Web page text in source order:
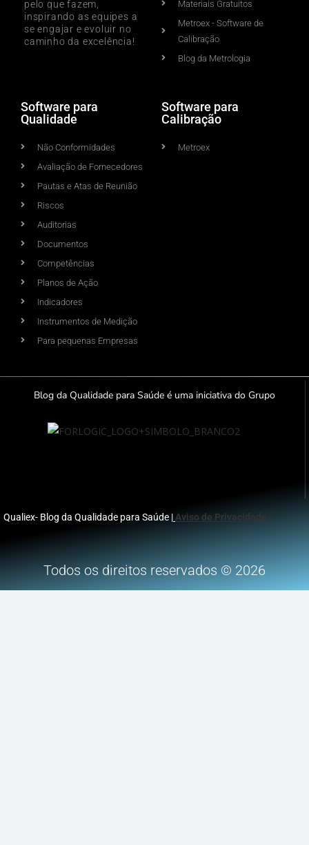
pelo que fazem,
inspirando as equipes a
se engajar e evoluir no
caminho da excelência!
Materiais Gratuitos
Metroex - Software de
Calibração
Blog da Metrologia
Software para
Qualidade
Não Conformidades
Avaliação de Fornecedores
Pautas e Atas de Reunião
Riscos
Auditorias
Documentos
Competências
Planos de Ação
Indicadores
Instrumentos de Medição
Para pequenas Empresas
Software para
Calibração
Metroex
Blog da Qualidade para Saúde é uma iniciativa do Grupo
Qualiex- Blog da Qualidade para Saúde | Aviso de Privacidade
Todos os direitos reservados © 2026